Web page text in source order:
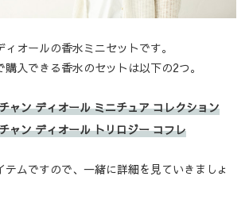
オールの香水ミニセットです。
入できる香水のセットは以下の2つ。
ャン ディオール ミニチュア コレクション
ャン ディオール トリロジー コフレ
テムですので、一緒に詳細を見ていきましょ